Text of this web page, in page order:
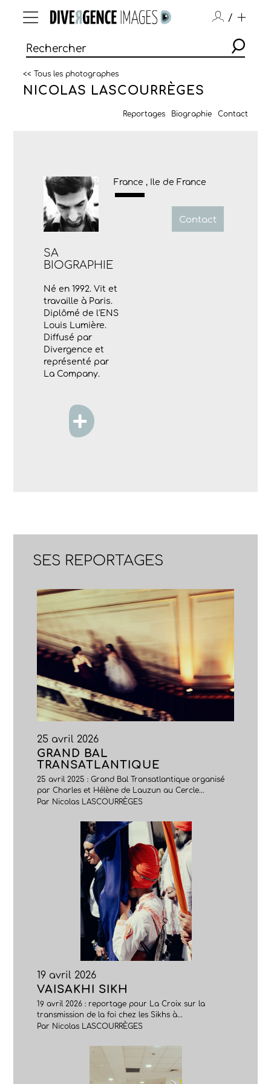
/
<< Tous les photographes
NICOLAS LASCOURRÈGES
Reportages Biographie Contact
France , Ile de France
Contact
SA
BIOGRAPHIE
Né en 1992. Vit et
travaille à Paris.
Diplômé de l'ENS
Louis Lumière.
Diffusé par
Divergence et
représenté par
La Company.
SES REPORTAGES
25 avril 2026
GRAND BAL
TRANSATLANTIQUE
25 avril 2025 : Grand Bal Transatlantique organisé
par Charles et Hélène de Lauzun au Cercle...
Par Nicolas LASCOURRÈGES
19 avril 2026
VAISAKHI SIKH
19 avril 2026 : reportage pour La Croix sur la
transmission de la foi chez les Sikhs à...
Par Nicolas LASCOURRÈGES